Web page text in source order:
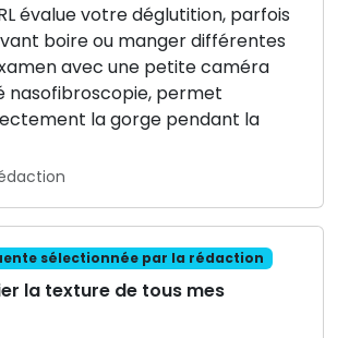
évalue votre déglutition, parfois
boire ou manger différentes
avec une petite caméra
nasofibroscopie, permet
la gorge pendant la
sélectionnée par la rédaction
la texture de tous mes